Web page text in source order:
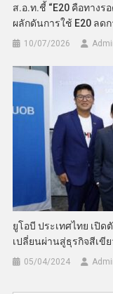
ส.อ.ท.ชี้ “E20 คือทางร
ผลักดันการใช้ E20 ลด
10/07/2026
ยูโอบี ประเทศไทย เปิด
เปลี่ยนผ่านสู่ธุรกิจสีเขีย
05/04/2024